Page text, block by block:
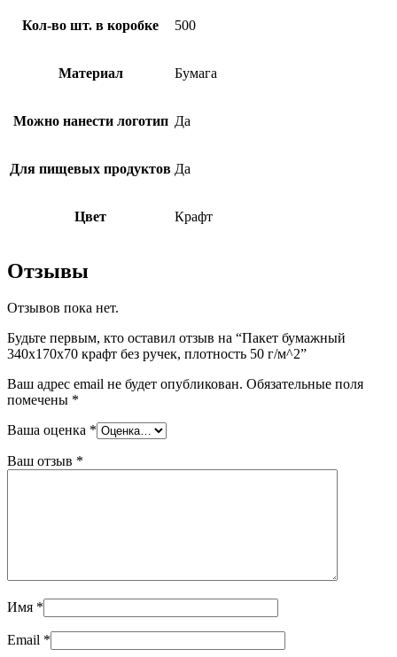
Кол-во шт. в коробке 500
Материал Бумага
Можно нанести логотип Да
Для пищевых продуктов Да
Цвет Крафт
Отзывы
Отзывов пока нет.
Будьте первым, кто оставил отзыв на “Пакет бумажный
340х170х70 крафт без ручек, плотность 50 г/м^2”
Ваш адрес email не будет опубликован. Обязательные поля
помечены *
Ваша оценка *
Ваш отзыв *
Имя *
Email *